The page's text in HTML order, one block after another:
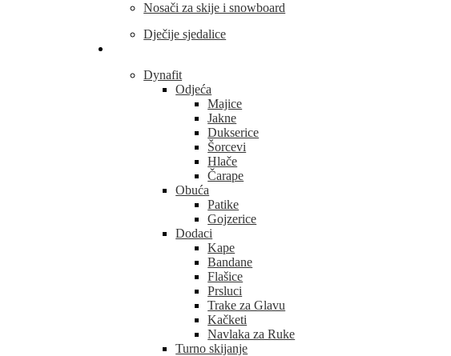
Nosači za skije i snowboard
Dječije sjedalice
Dynafit
Odjeća
Majice
Jakne
Dukserice
Šorcevi
Hlače
Čarape
Obuća
Patike
Gojzerice
Dodaci
Kape
Bandane
Flašice
Prsluci
Trake za Glavu
Kačketi
Navlaka za Ruke
Turno skijanje